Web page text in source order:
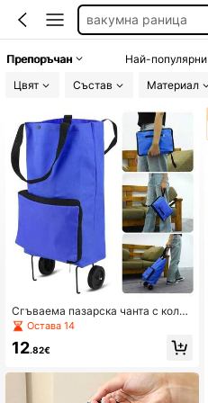
вакумна раница
Препоръчан Най-популярни
Цвят
Състав Материал
Сгъваема пазарска чанта с колел
а, преносима количка за пазарув
ане в супермаркет
Остава 14
12.82€